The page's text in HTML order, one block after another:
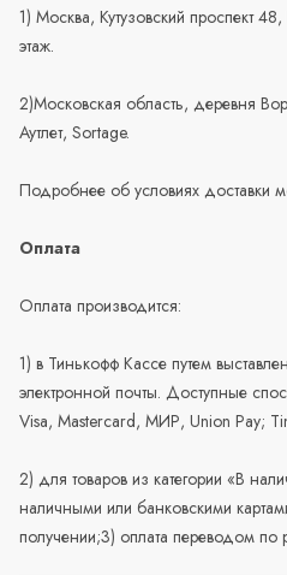
1) Москва, Кутузовский проспект
этаж.
2)Московская область, деревня
Аутлет, Sortage.
Подробнее об условиях доставки
Оплата
Оплата производится:
1) в Тинькофф Кассе путем
электронной почты. Доступные
Visa, Mastercard, МИР, Union Pay;
2) для товаров из категории «В
наличными или банковскими
получении;3) оплата переводом по